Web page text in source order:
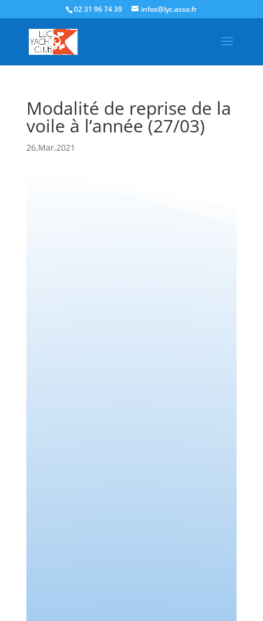
02 31 96 74 39 infos@lyc.asso.fr
Modalité de reprise de la
voile à l’année (27/03)
26,Mar,2021